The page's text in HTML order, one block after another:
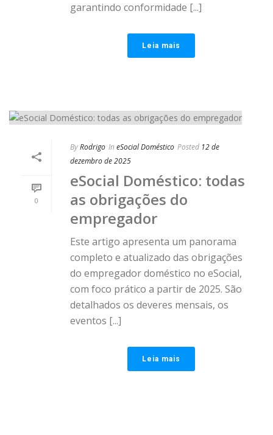
garantindo conformidade [...]
Leia mais
0
ByRodrigo In eSocial Doméstico Posted 12 de
dezembro de 2025
eSocial Doméstico: todas
as obrigações do
empregador
Este artigo apresenta um panorama
completo e atualizado das obrigações
do empregador doméstico no eSocial,
com foco prático a partir de 2025. São
detalhados os deveres mensais, os
eventos [...]
Leia mais